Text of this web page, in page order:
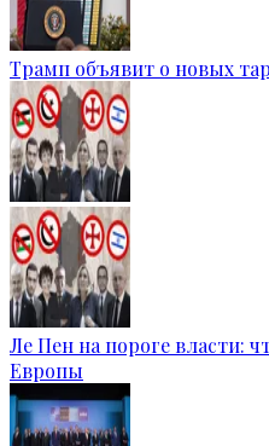
Трамп объявит о новых
Ле Пен на пороге власти:
Европы